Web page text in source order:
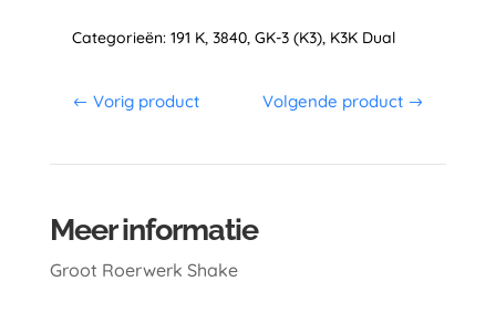
Categorieën: 191 K, 3840, GK-3 (K3), K3K Dual
Vorig product Volgende product
Meer informatie
Groot Roerwerk Shake